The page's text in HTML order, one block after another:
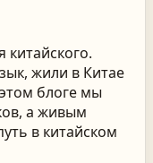
жили в Китае
блоге мы
а живым
в китайском